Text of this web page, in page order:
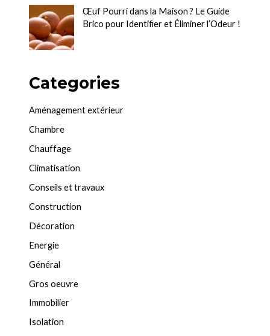
Œuf Pourri dans la Maison ? Le Guide
Brico pour Identifier et Éliminer l’Odeur !
Categories
Aménagement extérieur
Chambre
Chauffage
Climatisation
Conseils et travaux
Construction
Décoration
Energie
Général
Gros oeuvre
Immobilier
Isolation